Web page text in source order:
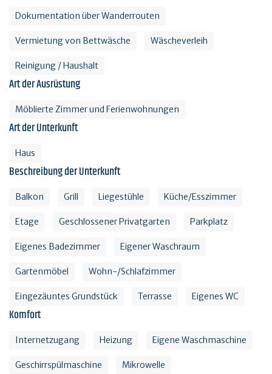
Dokumentation über Wanderrouten
Vermietung von Bettwäsche Wäscheverleih
Reinigung / Haushalt
Art der Ausrüstung
Möblierte Zimmer und Ferienwohnungen
Art der Unterkunft
Haus
Beschreibung der Unterkunft
Balkon Grill Liegestühle Küche/Esszimmer
Etage Geschlossener Privatgarten Parkplatz
Eigenes Badezimmer Eigener Waschraum
Gartenmöbel Wohn-/Schlafzimmer
Eingezäuntes Grundstück Terrasse Eigenes WC
Komfort
Internetzugang Heizung Eigene Waschmaschine
Geschirrspülmaschine Mikrowelle